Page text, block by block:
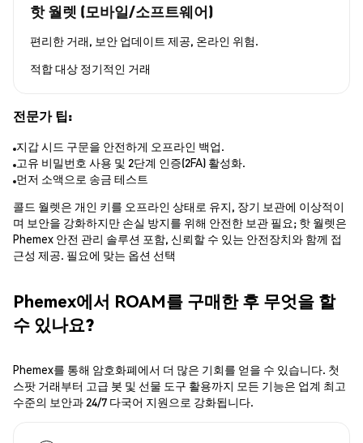
핫 월렛 (모바일/소프트웨어)
편리한 거래, 보안 업데이트 제공, 온라인 위험.
적합 대상 정기적인 거래
전문가 팁:
지갑 시드 구문을 안전하게 오프라인 백업.
고유 비밀번호 사용 및 2단계 인증(2FA) 활성화.
먼저 소액으로 송금 테스트
콜드 월렛은 개인 키를 오프라인 상태로 유지, 장기 보관에 이상적이
며 보안을 강화하지만 손실 방지를 위해 안전한 보관 필요; 핫 월렛은
Phemex 안전 관리 솔루션 포함, 신뢰할 수 있는 안전장치와 함께 접
근성 제공. 필요에 맞는 옵션 선택
Phemex에서 ROAM를 구매한 후 무엇을 할
수 있나요?
Phemex를 통해 암호화폐에서 더 많은 기회를 얻을 수 있습니다. 첫
스팟 거래부터 고급 봇 및 선물 도구 활용까지 모든 기능은 업계 최고
수준의 보안과 24/7 다국어 지원으로 강화됩니다.